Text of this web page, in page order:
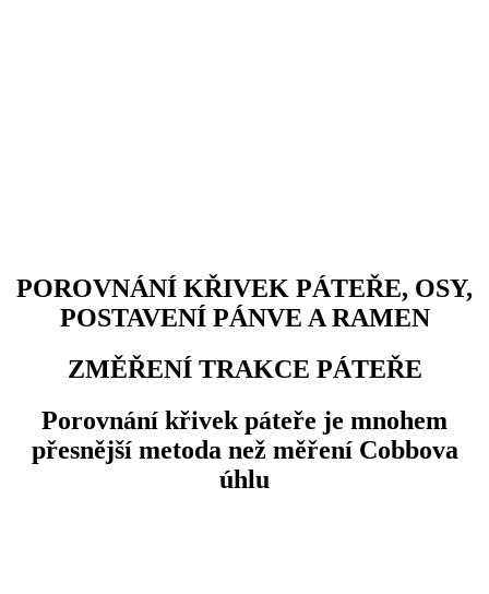
POROVNÁNÍ KŘIVEK PÁTEŘE, OSY,
POSTAVENÍ PÁNVE A RAMEN
ZMĚŘENÍ TRAKCE PÁTEŘE
Porovnání křivek páteře je mnohem
přesnější metoda než měření Cobbova
úhlu